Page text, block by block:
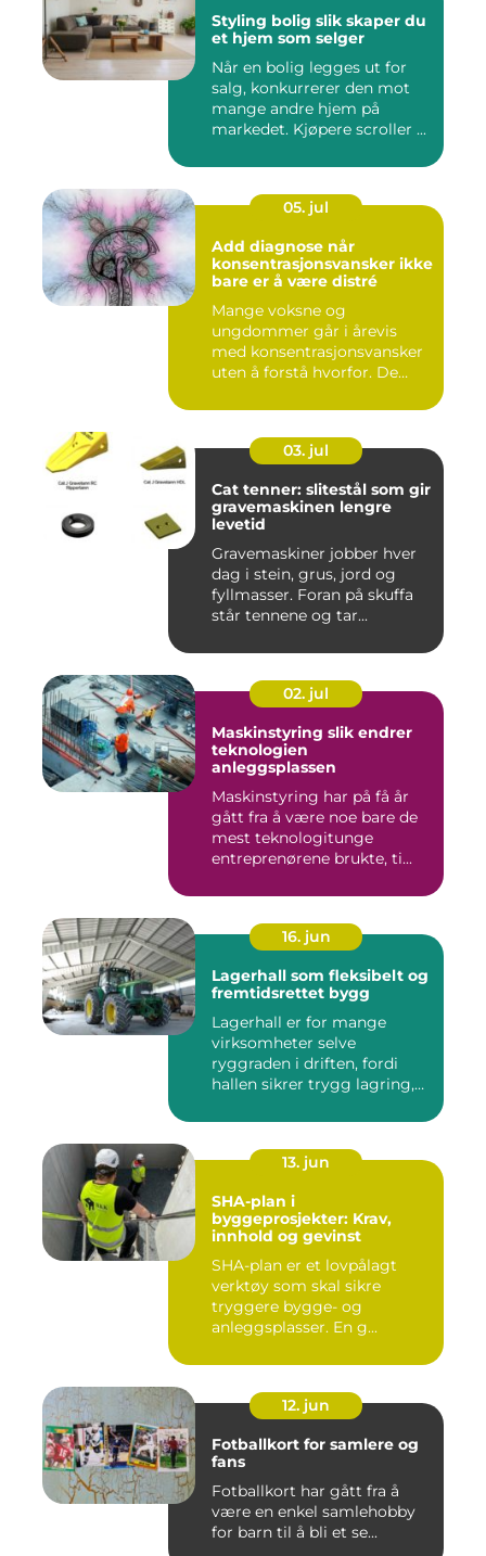
Styling bolig slik skaper du
et hjem som selger
Når en bolig legges ut for
salg, konkurrerer den mot
mange andre hjem på
markedet. Kjøpere scroller ...
05. jul
Add diagnose når
konsentrasjonsvansker ikke
bare er å være distré
Mange voksne og
ungdommer går i årevis
med konsentrasjonsvansker
uten å forstå hvorfor. De
03. jul
Cat tenner: slitestål som gir
gravemaskinen lengre
levetid
Gravemaskiner jobber hver
dag i stein, grus, jord og
fyllmasser. Foran på skuffa
står tennene og tar...
02. jul
Maskinstyring slik endrer
teknologien
anleggsplassen
Maskinstyring har på få år
gått fra å være noe bare de
mest teknologitunge
entreprenørene brukte, ti...
16. jun
Lagerhall som fleksibelt og
fremtidsrettet bygg
Lagerhall er for mange
virksomheter selve
ryggraden i driften, fordi
hallen sikrer trygg lagring,
13. jun
SHA-plan i
byggeprosjekter: Krav,
innhold og gevinst
SHA-plan er et lovpålagt
verktøy som skal sikre
tryggere bygge- og
anleggsplasser. En g...
12. jun
Fotballkort for samlere og
fans
Fotballkort har gått fra å
være en enkel samlehobby
for barn til å bli et se...